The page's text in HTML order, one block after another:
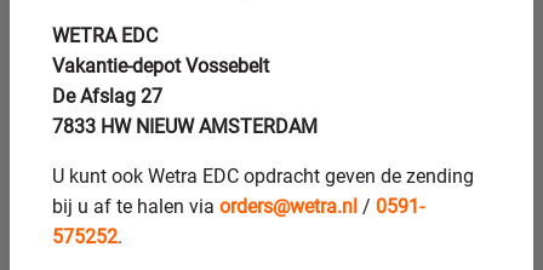
slijpen?
CNC-rondslijpenbiedt aanzienlijk betere herhaalbaarheid,
hogere nauwkeurigheid en de mogelijkheid om complexe
profielen automatisch te bewerken. Conventioneel slijpen
operators.
De belangrijkste voordelen van CNC-technologie:
WETRA EDC
Vakantie-depot Vossebelt
De Afslag 27
7833 HW NIEUW AMSTERDAM
U kunt ook Wetra EDC opdracht geven de zending
bij u af te halen via orders@wetra.nl / 0591-
575252.